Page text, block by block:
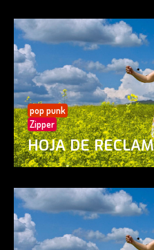
pop punk
Zipper
HOJA DE